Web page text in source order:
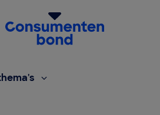
Homepage van de Consumentenbond